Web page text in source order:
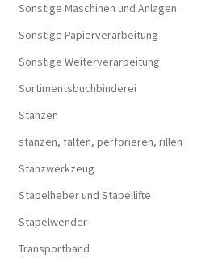
Sonstige Maschinen und Anlagen
Sonstige Papierverarbeitung
Sonstige Weiterverarbeitung
Sortimentsbuchbinderei
Stanzen
stanzen, falten, perforieren, rillen
Stanzwerkzeug
Stapelheber und Stapellifte
Stapelwender
Transportband